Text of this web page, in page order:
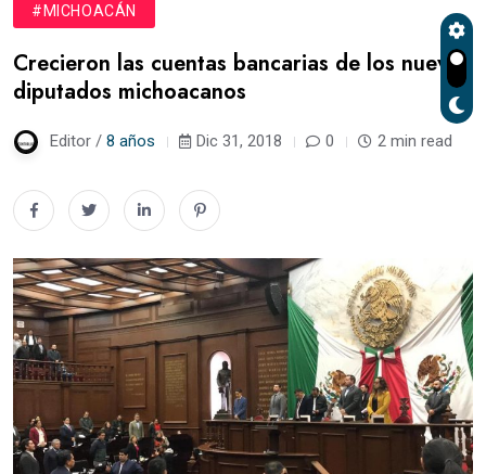
#MICHOACÁN
Crecieron las cuentas bancarias de los nuevos
diputados michoacanos
Editor / 8 años Dic 31, 2018 0 2 min read